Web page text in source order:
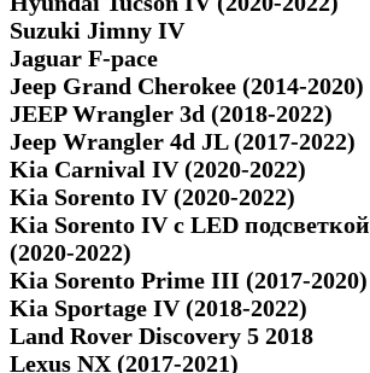
Suzuki Jimny IV
Jaguar F-pace
Jeep Grand Cherokee (2014-2020)
JEEP Wrangler 3d (2018-2022)
Jeep Wrangler 4d JL (2017-2022)
Kia Carnival IV (2020-2022)
Kia Sorento IV (2020-2022)
Kia Sorento IV с LED подсветкой
(2020-2022)
Kia Sorento Prime III (2017-2020)
Kia Sportage IV (2018-2022)
Land Rover Discovery 5 2018
Lexus NX (2017-2021)